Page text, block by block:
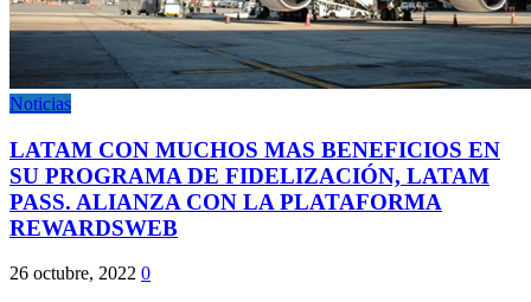
Noticias
LATAM CON MUCHOS MAS BENEFICIOS EN
SU PROGRAMA DE FIDELIZACIÓN, LATAM
PASS. ALIANZA CON LA PLATAFORMA
REWARDSWEB
26 octubre, 2022 0